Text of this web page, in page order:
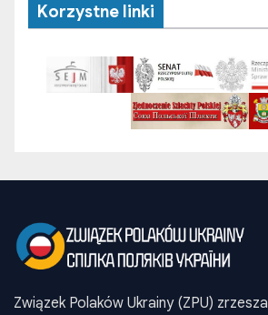
Korzystne linki
Związek Polaków Ukrainy (ZPU) zrzesza